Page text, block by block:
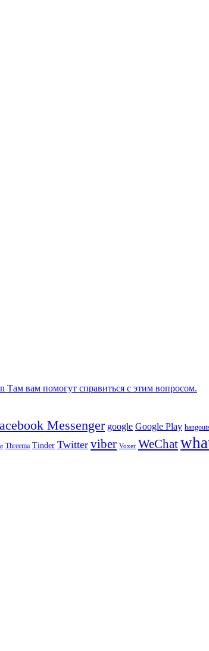
вам помогут справиться с этим вопросом.
Messenger google Google Play
Threema Tinder Twitter viber Voxer WeChat